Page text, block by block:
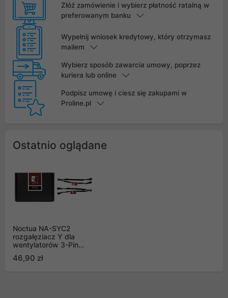
Złóż zamówienie i wybierz płatność ratalną w
preferowanym banku
Wypełnij wniosek kredytowy, który otrzymasz
mailem
Wybierz sposób zawarcia umowy, poprzez
kuriera lub online
Podpisz umowę i ciesz się zakupami w
Proline.pl
Ostatnio oglądane
Noctua NA-SYC2
rozgałęziacz Y dla
wentylatorów 3-Pin
46,90 zł